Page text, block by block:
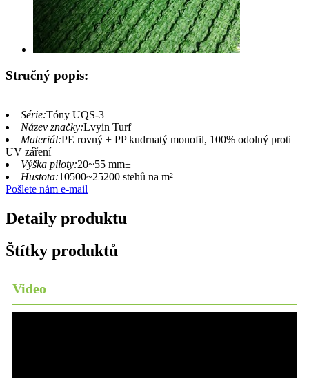
Stručný popis:
Série:Tóny UQS-3
Název značky:Lvyin Turf
Materiál:PE rovný + PP kudrnatý monofil, 100% odolný proti
UV záření
Výška piloty:20~55 mm±
Hustota:10500~25200 stehů na m²
Pošlete nám e-mail
Detaily produktu
Štítky produktů
Video